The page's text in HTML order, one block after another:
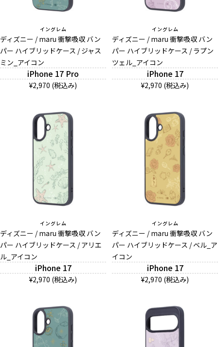
イングレム
ディズニー / maru 衝撃吸収 バン
パー ハイブリッドケース / ジャス
ミン_アイコン
iPhone 17 Pro
¥2,970 (税込み)
イングレム
ディズニー / maru 衝撃吸収 バン
パー ハイブリッドケース / ラプン
ツェル_アイコン
iPhone 17
¥2,970 (税込み)
イングレム
ディズニー / maru 衝撃吸収 バン
パー ハイブリッドケース / アリエ
ル_アイコン
iPhone 17
¥2,970 (税込み)
イングレム
ディズニー / maru 衝撃吸収 バン
パー ハイブリッドケース / ベル_ア
イコン
iPhone 17
¥2,970 (税込み)